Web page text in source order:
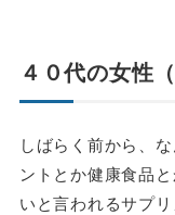
４０代の女性
しばらく前から、
ントとか健康食品
いと言われるサプ